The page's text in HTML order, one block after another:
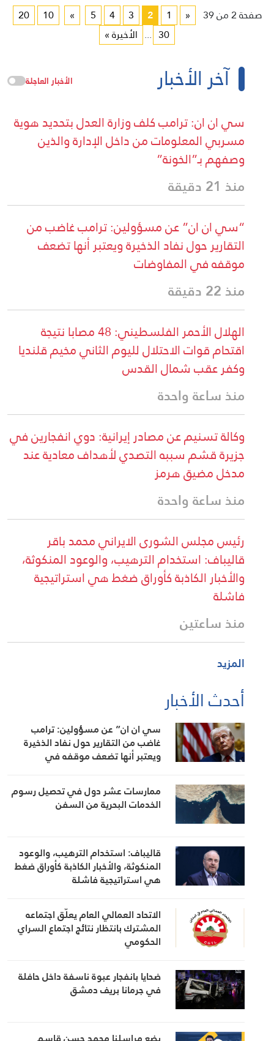
صفحة 2 من 39 «
1
2
3
4
5
»
10
20
30
... الأخيرة »
آخر الأخبار الأخبار العاجلة
سي ان ان: ⁠ترامب كلف وزارة العدل بتحديد هوية
مسربي المعلومات من داخل الإدارة والذين
وصفهم بـ”الخونة”
منذ 21 دقيقة
“سي ان ان” عن مسؤولين: ترامب غاضب من
التقارير حول نفاد الذخيرة ويعتبر أنها تضعف
موقفه في المفاوضات
منذ 22 دقيقة
الهلال الأحمر الفلسطيني: 48 مصابا نتيجة
اقتحام قوات الاحتلال لليوم الثاني مخيم قلنديا
وكفر عقب شمال القدس
منذ ساعة واحدة
وكالة تسنيم عن مصادر إيرانية: دوي انفجارين في
جزيرة قشم سببه التصدي لأهداف معادية عند
مدخل مضيق هرمز
منذ ساعة واحدة
رئيس مجلس الشورى الايراني محمد باقر
قاليباف: استخدام الترهيب، والوعود المنكوثة،
والأخبار الكاذبة كأوراق ضغط هي استراتيجية
فاشلة
منذ ساعتين
المزيد
أحدث الأخبار
سي ان ان” عن مسؤولين: ترامب
غاضب من التقارير حول نفاد الذخيرة
ويعتبر أنها تضعف موقفه في
ممارسات عشر دول في تحصيل رسوم
الخدمات البحرية من السفن
قاليباف: استخدام الترهيب، والوعود
المنكوثة، والأخبار الكاذبة كأوراق ضغط
هي استراتيجية فاشلة
الاتحاد العمالي العام يعلّق اجتماعه
المشترك بانتظار نتائج اجتماع السراي
الحكومي
ضحايا بانفجار عبوة ناسفة داخل حافلة
في جرمانا بريف دمشق